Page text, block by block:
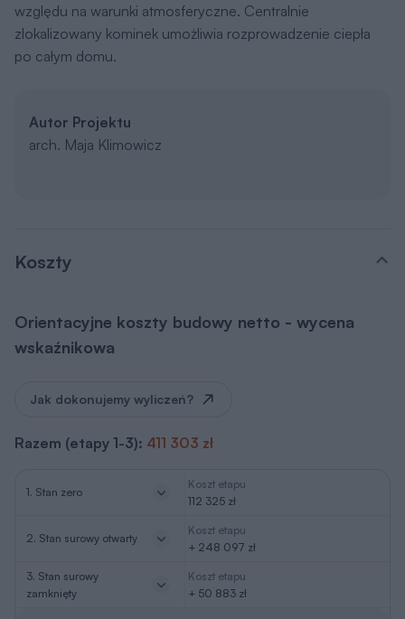
względu na warunki atmosferyczne. Centralnie
zlokalizowany kominek umożliwia rozprowadzenie ciepła
po całym domu.
Autor Projektu
arch. Maja Klimowicz
Koszty
Orientacyjne koszty budowy netto - wycena
wskaźnikowa
Jak dokonujemy wyliczeń?
Razem (etapy 1-3): 411 303 zł
1. Stan zero
Koszt etapu
112 325 zł
2. Stan surowy otwarty
Koszt etapu
+ 248 097 zł
3. Stan surowy
zamknięty
Koszt etapu
+ 50 883 zł